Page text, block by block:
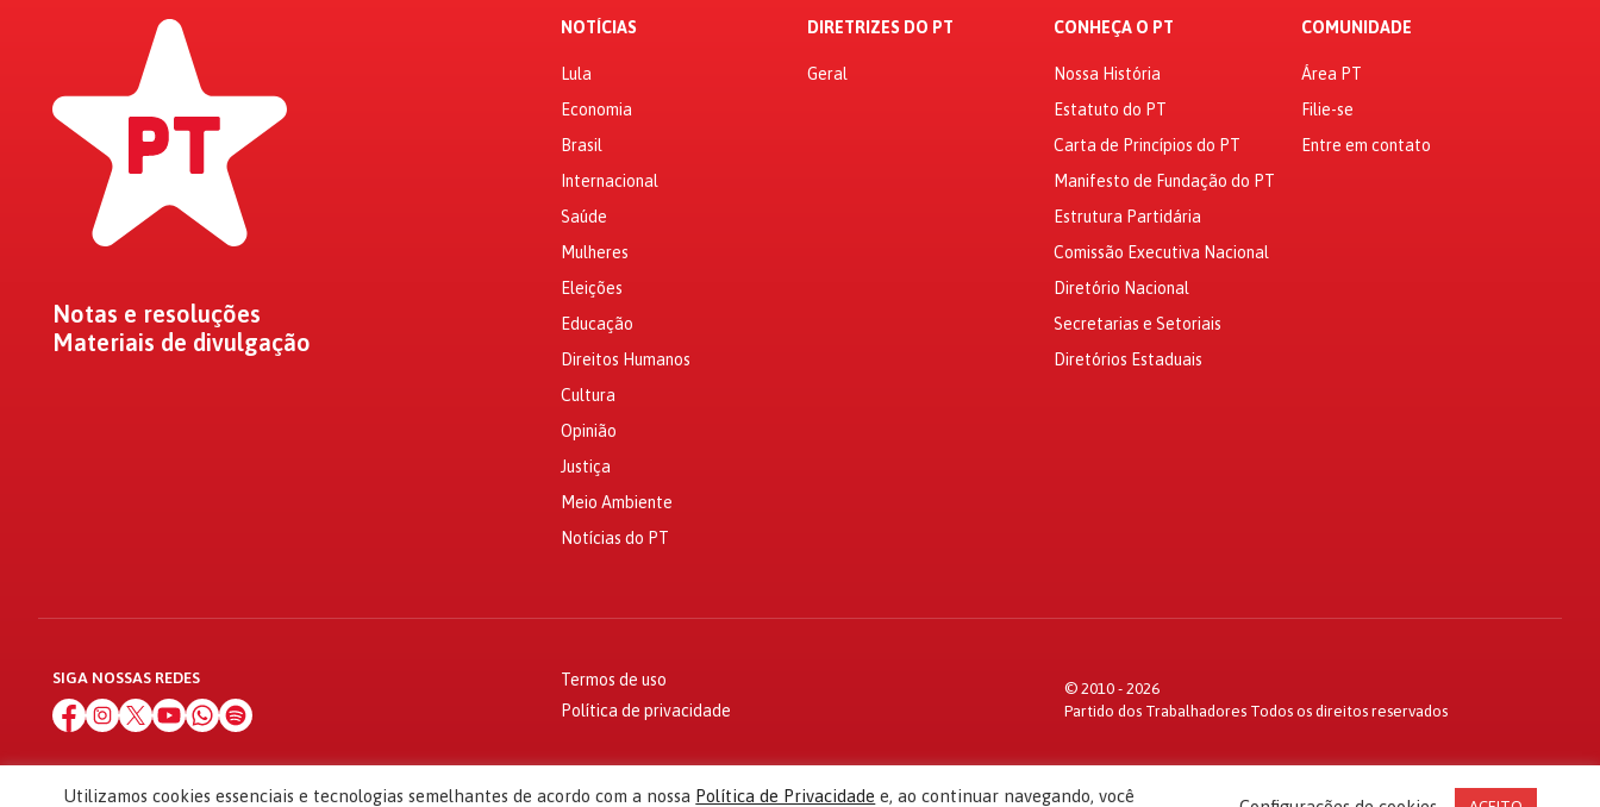
Notas e resoluções
Materiais de divulgação
NOTÍCIAS
Lula
Economia
Brasil
Internacional
Saúde
Mulheres
Eleições
Educação
Direitos Humanos
Cultura
Opinião
Justiça
Meio Ambiente
Notícias do PT
DIRETRIZES DO PT
Geral
CONHEÇA O PT
Nossa História
Estatuto do PT
Carta de Princípios do PT
Manifesto de Fundação do PT
Estrutura Partidária
Comissão Executiva Nacional
Diretório Nacional
Secretarias e Setoriais
Diretórios Estaduais
COMUNIDADE
Área PT
Filie-se
Entre em contato
SIGA NOSSAS REDES
Termos de uso
Política de privacidade
© 2010 - 2026
Partido dos Trabalhadores Todos os direitos reservados
Utilizamos cookies essenciais e tecnologias semelhantes de acordo com a nossa Política de Privacidade e, ao continuar navegando, você